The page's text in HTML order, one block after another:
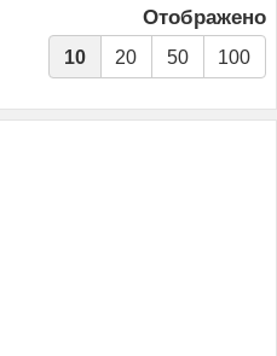
Отображено
10 20 50 100